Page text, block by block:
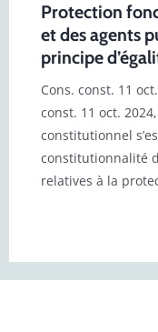
Protection
et des agents
principe
Cons. const. 11
const. 11 oct.
constitutionnel
constitutionnalité
relatives à la